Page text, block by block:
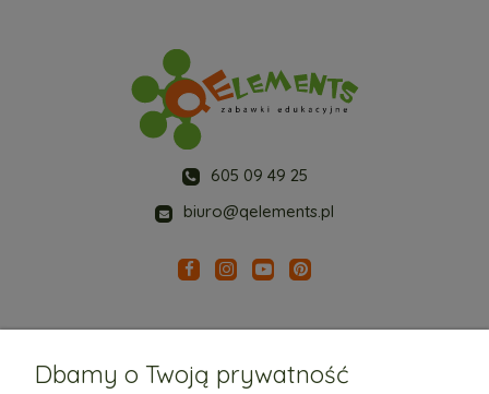
605 09 49 25
biuro@qelements.pl
Dbamy o Twoją prywatność